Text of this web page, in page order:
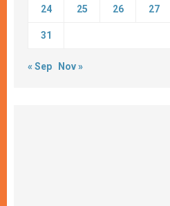
24 25 26 27
31
« Sep Nov »